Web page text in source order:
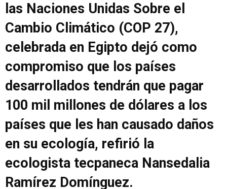
las Naciones Unidas Sobre el
Cambio Climático (COP 27),
celebrada en Egipto dejó como
compromiso que los países
desarrollados tendrán que pagar
100 mil millones de dólares a los
países que les han causado daños
en su ecología, refirió la
ecologista tecpaneca Nansedalia
Ramírez Domínguez.